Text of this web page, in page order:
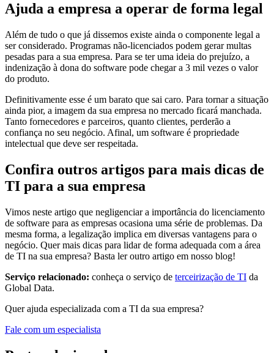
Ajuda a empresa a operar de forma legal
Além de tudo o que já dissemos existe ainda o componente legal a
ser considerado. Programas não-licenciados podem gerar multas
pesadas para a sua empresa. Para se ter uma ideia do prejuízo, a
indenização à dona do software pode chegar a 3 mil vezes o valor
do produto.
Definitivamente esse é um barato que sai caro. Para tornar a situação
ainda pior, a imagem da sua empresa no mercado ficará manchada.
Tanto fornecedores e parceiros, quanto clientes, perderão a
confiança no seu negócio. Afinal, um software é propriedade
intelectual que deve ser respeitada.
Confira outros artigos para mais dicas de
TI para a sua empresa
Vimos neste artigo que negligenciar a importância do licenciamento
de software para as empresas ocasiona uma série de problemas. Da
mesma forma, a legalização implica em diversas vantagens para o
negócio. Quer mais dicas para lidar de forma adequada com a área
de TI na sua empresa? Basta ler outro artigo em nosso blog!
Serviço relacionado: conheça o serviço de terceirização de TI da
Global Data.
Quer ajuda especializada com a TI da sua empresa?
Fale com um especialista